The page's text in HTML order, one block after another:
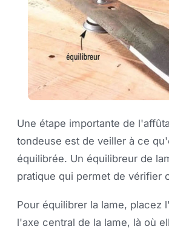
Une étape importante de
tondeuse est de veiller à ce
équilibrée. Un équilibreur de
pratique qui permet de vérifier
Pour équilibrer la lame, placez
l'axe central de la lame, là où